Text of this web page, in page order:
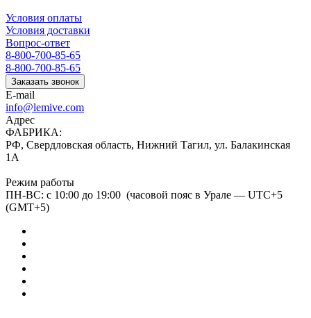
Условия оплаты
Условия доставки
Вопрос-ответ
8-800-700-85-65
8-800-700-85-65
Заказать звонок
E-mail
info@lemive.com
Адрес
ФАБРИКА:
РФ, Свердловская область, Нижний Тагил, ул. Балакинская
1А
Режим работы
ПН-ВС: с 10:00 до 19:00 (часовой пояс в Урале — UTC+5
(GMT+5)